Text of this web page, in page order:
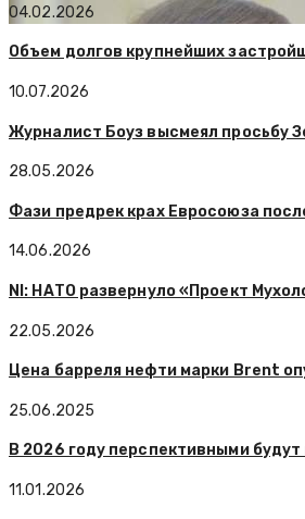
04.02.2026
Объем долгов крупнейших
10.07.2026
Журналист Боуз высмеял просьбу
28.05.2026
Фази предрек крах Евросоюза
14.06.2026
NI: НАТО развернуло «Проект
22.05.2026
Цена барреля нефти марки Brent
25.06.2025
В 2026 году перспективными
11.01.2026